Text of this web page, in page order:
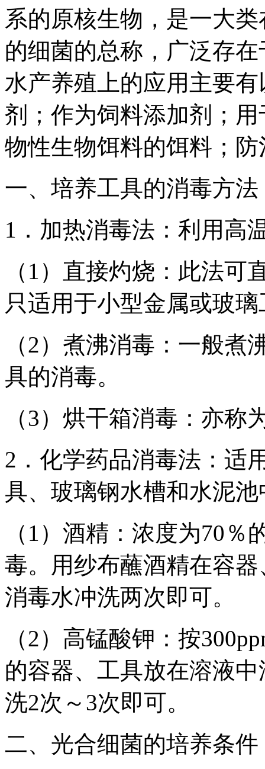
系的原核生物，是一大
的细菌的总称，广泛存
水产养殖上的应用主要
剂；作为饲料添加剂；
物性生物饵料的饵料；
一、培养工具的消毒方法
1．加热消毒法：利用高
（1）直接灼烧：此法
只适用于小型金属或玻
（2）煮沸消毒：一般煮
具的消毒。
（3）烘干箱消毒：亦称
2．化学药品消毒法：适
具、玻璃钢水槽和水泥池
（1）酒精：浓度为70
毒。用纱布蘸酒精在容
消毒水冲洗两次即可。
（2）高锰酸钾：按
的容器、工具放在溶液
洗2次～3次即可。
二、光合细菌的培养条件